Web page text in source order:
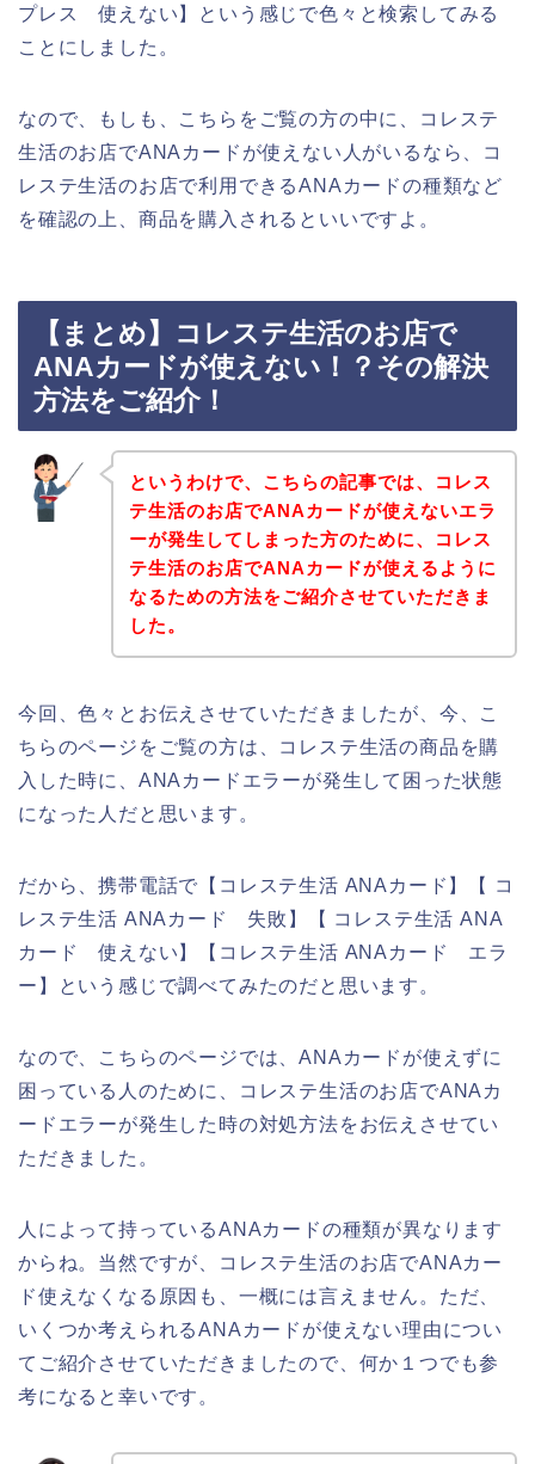
プレス 使えない】という感じで色々と検索してみる
ことにしました。
なので、もしも、こちらをご覧の方の中に、コレステ
生活のお店でANAカードが使えない人がいるなら、コ
レステ生活のお店で利用できるANAカードの種類など
を確認の上、商品を購入されるといいですよ。
【まとめ】コレステ生活のお店で
ANAカードが使えない！？その解決
方法をご紹介！
というわけで、こちらの記事では、コレス
テ生活のお店でANAカードが使えないエラ
ーが発生してしまった方のために、コレス
テ生活のお店でANAカードが使えるように
なるための方法をご紹介させていただきま
した。
今回、色々とお伝えさせていただきましたが、今、こ
ちらのページをご覧の方は、コレステ生活の商品を購
入した時に、ANAカードエラーが発生して困った状態
になった人だと思います。
だから、携帯電話で【コレステ生活 ANAカード】【 コ
レステ生活 ANAカード 失敗】【 コレステ生活 ANA
カード 使えない】【コレステ生活 ANAカード エラ
ー】という感じで調べてみたのだと思います。
なので、こちらのページでは、ANAカードが使えずに
困っている人のために、コレステ生活のお店でANAカ
ードエラーが発生した時の対処方法をお伝えさせてい
ただきました。
人によって持っているANAカードの種類が異なります
からね。当然ですが、コレステ生活のお店でANAカー
ド使えなくなる原因も、一概には言えません。ただ、
いくつか考えられるANAカードが使えない理由につい
てご紹介させていただきましたので、何か１つでも参
考になると幸いです。